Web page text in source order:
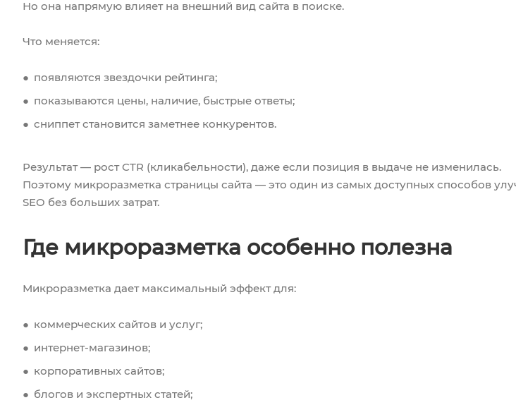
Но она напрямую влияет на внешний вид сайта в поиске.
Что меняется:
появляются звездочки рейтинга;
показываются цены, наличие, быстрые ответы;
сниппет становится заметнее конкурентов.
Результат — рост CTR (кликабельности), даже если позиция в выдаче не изменилась.
Поэтому микроразметка страницы сайта — это один из самых доступных способов
SEO без больших затрат.
Где микроразметка особенно полезна
Микроразметка дает максимальный эффект для:
коммерческих сайтов и услуг;
интернет-магазинов;
корпоративных сайтов;
блогов и экспертных статей;